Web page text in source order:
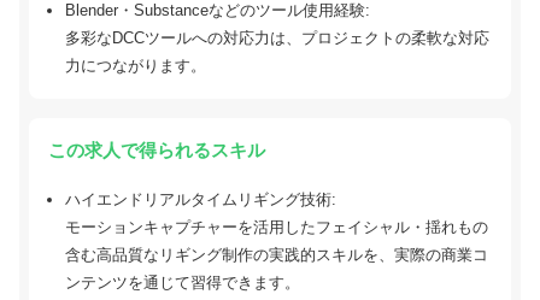
Blender・Substanceなどのツール使用経験:
多彩なDCCツールへの対応力は、プロジェクトの柔軟な対応
力につながります。
この求人で得られるスキル
ハイエンドリアルタイムリギング技術:
モーションキャプチャーを活用したフェイシャル・揺れもの
含む高品質なリギング制作の実践的スキルを、実際の商業コ
ンテンツを通じて習得できます。